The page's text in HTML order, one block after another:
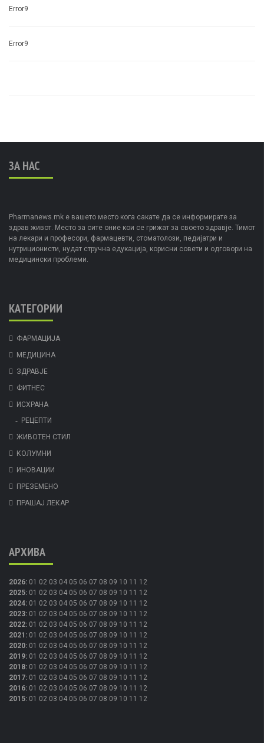
Error9
Error9
ЗА НАС
Pharmanews.mk е вашето место кога сакате да се информирате за
здрав живот. Место за сите оние кои се грижат за своето здравје. Тимот
на лекари и професори, фармацевти, стоматолози, педијатри и
нутриционисти, нудат стручна едукација, корисни совети и одговори на
медицински проблеми.
КАТЕГОРИИ
ФАРМАЦИЈА
МЕДИЦИНА
ЗДРАВЈЕ
ФИТНЕС
ИСХРАНА
РЕЦЕПТИ
ЖИВОТЕН СТИЛ
КОЛУМНИ
ИНОВАЦИИ
ПРЕЗЕМЕНО
ПРАШАЈ ЛЕКАР
АРХИВА
2026: 01 02 03 04 05 06 07 08 09 10 11 12
2025: 01 02 03 04 05 06 07 08 09 10 11 12
2024: 01 02 03 04 05 06 07 08 09 10 11 12
2023: 01 02 03 04 05 06 07 08 09 10 11 12
2022: 01 02 03 04 05 06 07 08 09 10 11 12
2021 : 01 02 03 04 05 06 07 08 09 10 11 12
2020: 01 02 03 04 05 06 07 08 09 10 11 12
2019: 01 02 03 04 05 06 07 08 09 10 11 12
2018: 01 02 03 04 05 06 07 08 09 10 11 12
2017: 01 02 03 04 05 06 07 08 09 10 11 12
2016: 01 02 03 04 05 06 07 08 09 10 11 12
2015: 01 02 03 04 05 06 07 08 09 10 11 12